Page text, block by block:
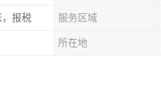
，报税 服务区域
所在地